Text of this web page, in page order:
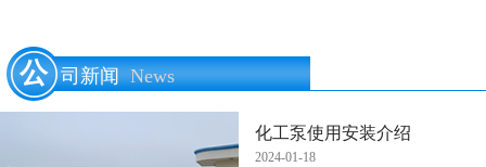
公 司新闻 News
化工泵使用安装介绍
2024-01-18